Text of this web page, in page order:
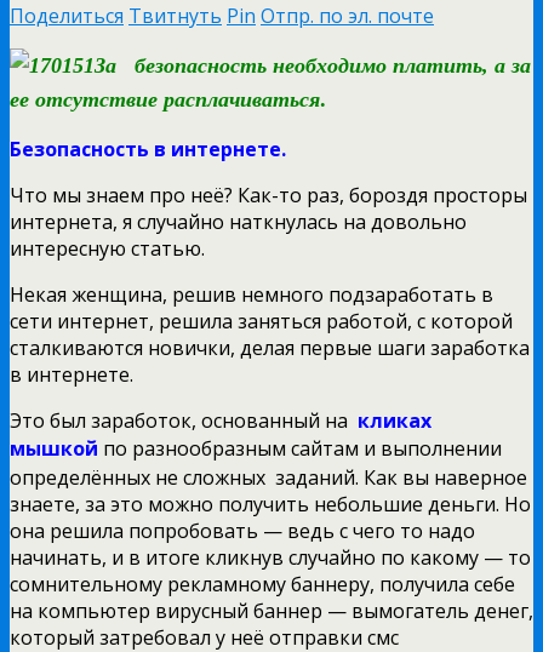
Поделиться Твитнуть Pin Отпр. по эл. почте
За безопасность необходимо платить, а за
ее отсутствие расплачиваться.
Безопасность в интернете.
Что мы знаем про неё? Как-то раз, бороздя просторы
интернета, я случайно наткнулась на довольно
интересную статью.
Некая женщина, решив немного подзаработать в
сети интернет, решила заняться работой, с которой
сталкиваются новички, делая первые шаги заработка
в интернете.
Это был заработок, основанный на кликах
мышкой по разнообразным сайтам и выполнении
определённых не сложных заданий. Как вы наверное
знаете, за это можно получить небольшие деньги. Но
она решила попробовать — ведь с чего то надо
начинать, и в итоге кликнув случайно по какому — то
сомнительному рекламному баннеру, получила себе
на компьютер вирусный баннер — вымогатель денег,
который затребовал у неё отправки смс